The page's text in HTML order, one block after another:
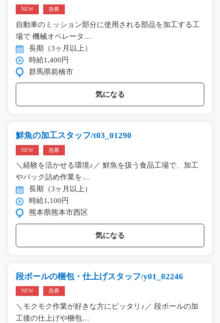
NEW 急募
自動車のミッション部分に使用される部品を加工する工
場で 機械オペレータ…
長期（3ヶ月以上）
時給1,400円
群馬県前橋市
気になる
鮮魚の加工スタッフ/t03_01290
NEW 急募
＼経験を活かせる環境♪／ 鮮魚を扱う食品工場で、加工
やパック詰め作業を…
長期（3ヶ月以上）
時給1,100円
熊本県熊本市西区
気になる
段ボールの梱包・仕上げスタッフ/y01_02246
NEW 急募
＼モクモク作業が好きな方にピッタリ♪／ 段ボールの加
工後の仕上げや梱包…